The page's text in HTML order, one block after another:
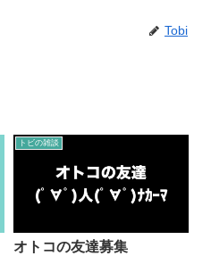
Tobi
トビの雑談
オトコの友達募集